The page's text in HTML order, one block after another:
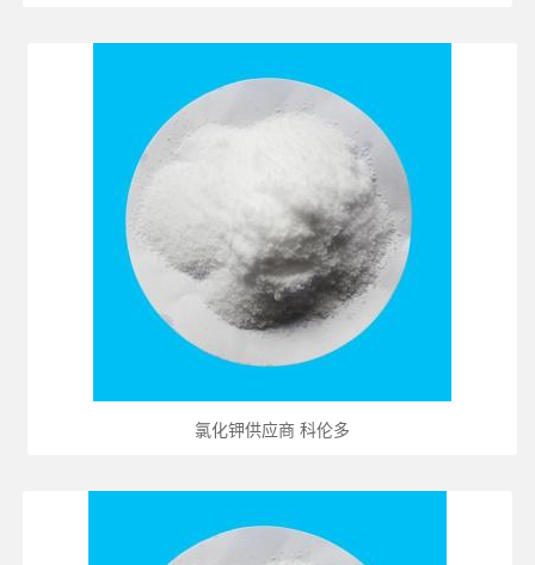
氯化钾供应商 科伦多